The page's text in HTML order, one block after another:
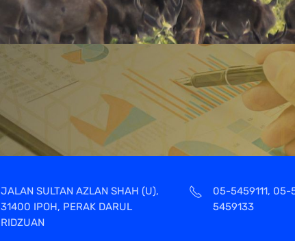
JALAN SULTAN AZLAN SHAH (U),
31400 IPOH, PERAK DARUL
RIDZUAN
05-5459111,
5459133